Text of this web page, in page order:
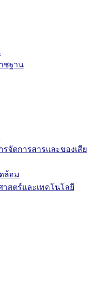
ชฐาน
จัดการสารและของเสีย
ล้อม
าสตร์และเทคโนโลยี